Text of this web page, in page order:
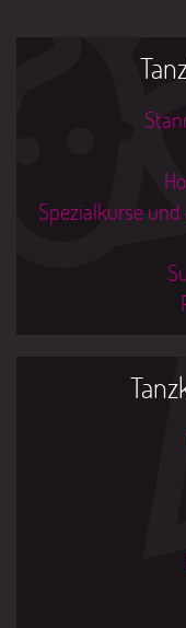
Spezialkurse und